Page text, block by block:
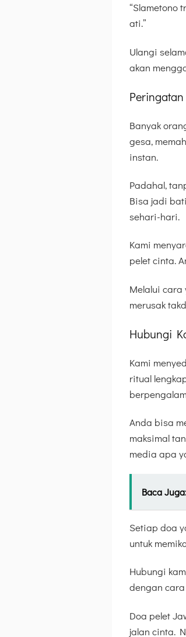
“Slametono
ati.”
Ulangi
akan
Banyak
gesa,
instan.
Padahal,
Bisa jadi
sehari-hari.
Kami
pelet cinta.
Melalui cara
merusak
Hubungi
Kami
ritual
Anda bisa
maksimal
media apa
Baca
Setiap doa
untuk
Hubungi
dengan
Doa pelet
jalan cinta.